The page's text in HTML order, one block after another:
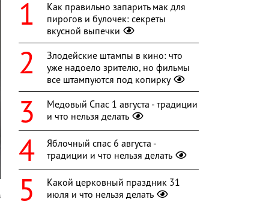
Как правильно запарить мак для
пирогов и булочек: секреты
вкусной выпечки
Злодейские штампы в кино: что
уже надоело зрителю, но фильмы
все штампуются под копирку
Медовый Спас 1 августа - традиции
и что нельзя делать
Яблочный спас 6 августа -
традиции и что нельзя делать
Какой церковный праздник 31
июля и что нельзя делать